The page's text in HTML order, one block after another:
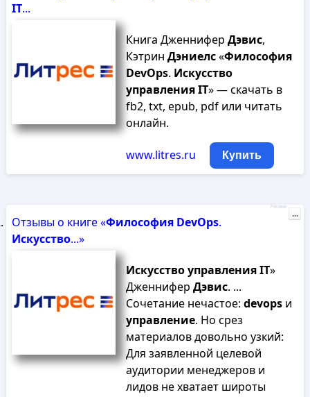
IT...
Книга Дженнифер Дэвис,
Кэтрин Дэниелс«Философия
DevOps. Искусство
управленияIT» — скачать в
fb2, txt, epub, pdf или читать
онлайн.
www.litres.ru Купить
Отзывы о книге «Философия DevOps.
Искусство...»
ИскусствоуправленияIT»
Дженнифер Дэвис. ...
Сочетание нечастое: devopsи
управление. Но срез
материалов довольно узкий:
Для заявленной целевой
аудитории менеджеров и
лидов не хватает широты
Реклама
...